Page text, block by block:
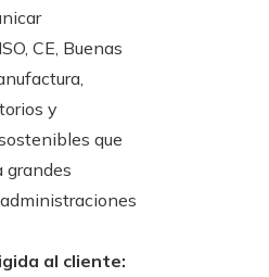
CE, Buenas
y
que
grandes
al cliente: